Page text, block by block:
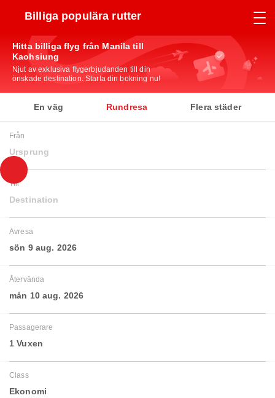
Billiga populära rutter
Hitta billiga flyg från Manila till
Kaohsiung
Njut av exklusiva flygerbjudanden till din
önskade destination. Starta din bokning nu!
En väg Rundresa Flera städer
Från
Ursprung
Till
Destination
Avresa
sön 9 aug. 2026
Återvända
mån 10 aug. 2026
Passagerare
1 Vuxen
Class
Ekonomi